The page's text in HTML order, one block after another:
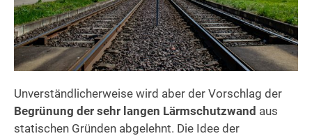
Unverständlicherweise wird aber der Vorschlag der
Begrünung der sehr langen Lärmschutzwand aus
statischen Gründen abgelehnt. Die Idee der